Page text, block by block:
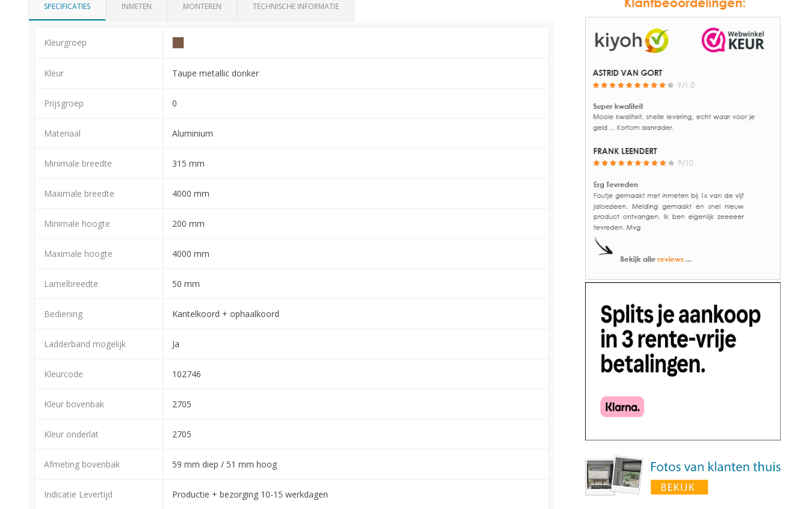
SPECIFICATIES INMETEN MONTEREN TECHNISCHE INFORMATIE
Kleurgroep
Kleur Taupe metallic donker
Prijsgroep 0
Materiaal Aluminium
Minimale breedte 315 mm
Maximale breedte 4000 mm
Minimale hoogte 200 mm
Maximale hoogte 4000 mm
Lamelbreedte 50 mm
Bediening Kantelkoord + ophaalkoord
Ladderband mogelijk Ja
Kleurcode 102746
Kleur bovenbak 2705
Kleur onderlat 2705
Afmeting bovenbak 59 mm diep / 51 mm hoog
Indicatie Levertijd Productie + bezorging 10-15 werkdagen